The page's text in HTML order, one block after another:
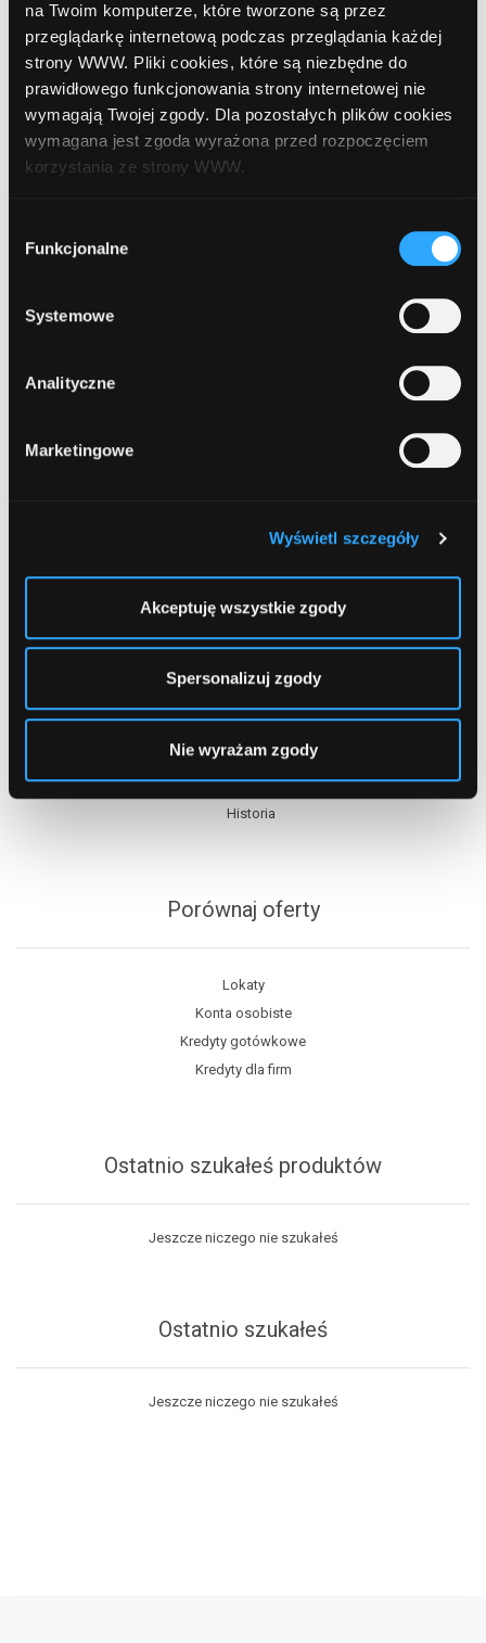
na Twoim komputerze, które tworzone są przez
przeglądarkę internetową podczas przeglądania każdej
strony WWW. Pliki cookies, które są niezbędne do
prawidłowego funkcjonowania strony internetowej nie
wymagają Twojej zgody. Dla pozostałych plików cookies
wymagana jest zgoda wyrażona przed rozpoczęciem
korzystania ze strony WWW.
formy korzystania z plików cookies. Więcej:
Polityka
zgody
Funkcjonalne
Systemowe
Analityczne
Marketingowe
Wyświetl szczegóły
Akceptuję wszystkie zgody
Spersonalizuj zgody
Nie wyrażam zgody
Spis treści
Bankomaty Kielce
Zarząd
Historia
Porównaj oferty
Lokaty
Konta osobiste
Kredyty gotówkowe
Kredyty dla firm
Ostatnio szukałeś produktów
Jeszcze niczego nie szukałeś
Ostatnio szukałeś
Jeszcze niczego nie szukałeś
9
PKO BP, Kielce, ul. Szydłówek Górny 10
(Urządzenie w wiatrołapie Oddziału 3 w
Kielcach)
(Supermarket "Tesco")